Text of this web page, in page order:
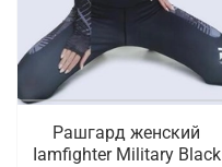
Рашгард женский
Iamfighter Military Black